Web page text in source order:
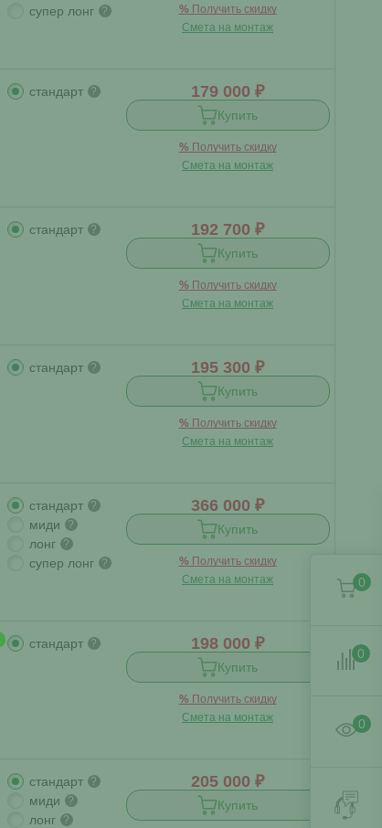
супер лонг ? % Получить скидку
Смета на монтаж
стандарт ? 179 000 ₽
Купить
% Получить скидку
Смета на монтаж
стандарт ? 192 700 ₽
Купить
% Получить скидку
Смета на монтаж
стандарт ? 195 300 ₽
Купить
% Получить скидку
Смета на монтаж
стандарт ?
миди ?
лонг ?
супер лонг ?
366 000 ₽
Купить
% Получить скидку
Смета на монтаж
стандарт ? 198 000 ₽
Купить
% Получить скидку
Смета на монтаж
стандарт ?
миди ?
лонг ?
205 000 ₽
Купить
0
0
0